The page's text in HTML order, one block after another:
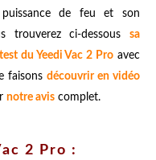
de feu et son
trouverez ci-dessous sa
test du Yeedi Vac 2 Pro avec
faisons découvrir en vidéo
notre avis complet.
2 Pro :